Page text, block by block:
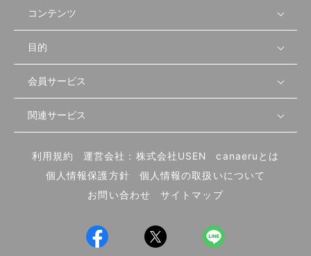
コンテンツ
無料開業相談
セミナー情報
セミナー動画
物件を探す
首都圏
北海道
先輩開業者の声
開業・経営に関する記事
編集ポリシー
業態別の開業方法
UIターン開業特集
目的
店舗運営
物件
内装・設備
食材・仕入れ
会員サービス
会員登録
ログイン
関連サービス
飲食店サクセスガイド（外部サイト）
利用規約 運営会社：株式会社USEN
canaeruとは
個人情報保護方針
個人情報の取扱いについて
お問い合わせ
サイトマップ